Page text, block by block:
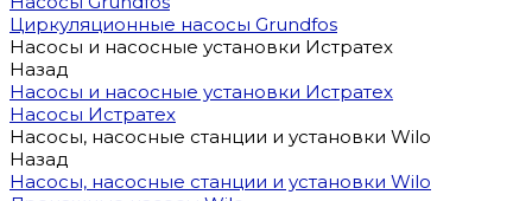
Циркуляционные насосы Grundfos
Насосы и насосные установки Истратех
Назад
Насосы и насосные установки Истратех
Насосы Истратех
Насосы, насосные станции и установки Wilo
Назад
Насосы, насосные станции и установки Wilo